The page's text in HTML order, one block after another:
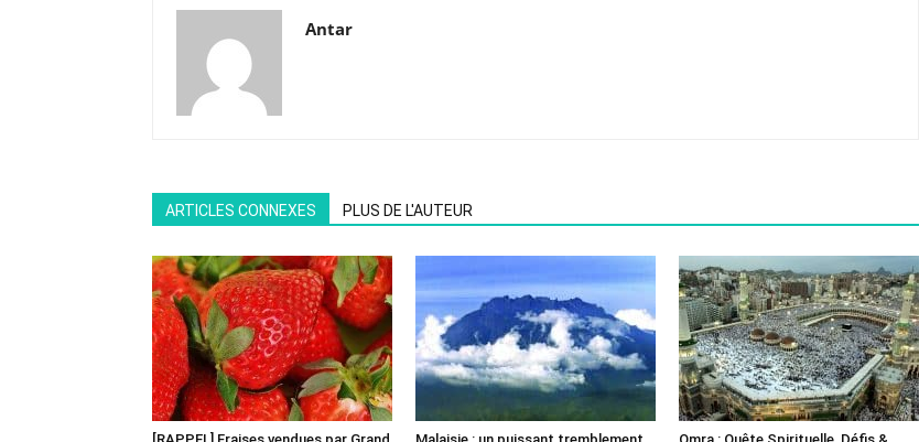
Antar
ARTICLES CONNEXES PLUS DE L'AUTEUR